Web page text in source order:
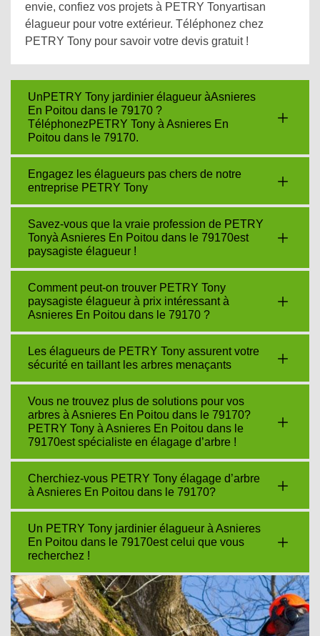
envie, confiez vos projets à PETRY Tonyartisan
élagueur pour votre extérieur. Téléphonez chez
PETRY Tony pour savoir votre devis gratuit !
UnPETRY Tony jardinier élagueur àAsnieres
En Poitou dans le 79170 ?
TéléphonezPETRY Tony à Asnieres En
Poitou dans le 79170.
Engagez les élagueurs pas chers de notre
entreprise PETRY Tony
Savez-vous que la vraie profession de PETRY
Tonyà Asnieres En Poitou dans le 79170est
paysagiste élagueur !
Comment peut-on trouver PETRY Tony
paysagiste élagueur à prix intéressant à
Asnieres En Poitou dans le 79170 ?
Les élagueurs de PETRY Tony assurent votre
sécurité en taillant les arbres menaçants
Vous ne trouvez plus de solutions pour vos
arbres à Asnieres En Poitou dans le 79170?
PETRY Tony à Asnieres En Poitou dans le
79170est spécialiste en élagage d’arbre !
Cherchiez-vous PETRY Tony élagage d’arbre
à Asnieres En Poitou dans le 79170?
Un PETRY Tony jardinier élagueur à Asnieres
En Poitou dans le 79170est celui que vous
recherchez !